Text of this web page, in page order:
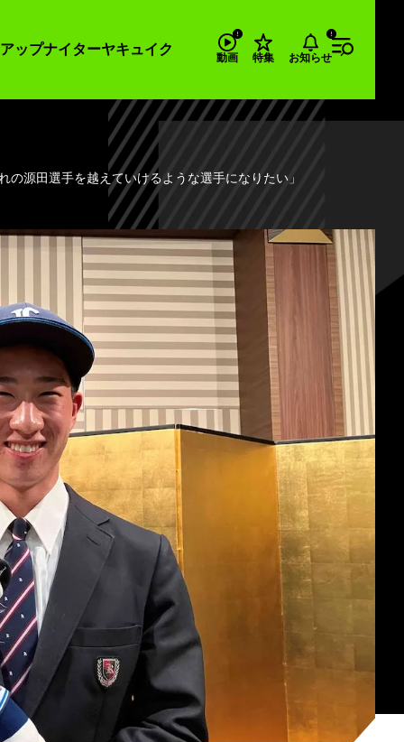
ップナイターヤキュイク
動画 特集 お知らせ
の源田選手を越えていけるような選手になりたい」